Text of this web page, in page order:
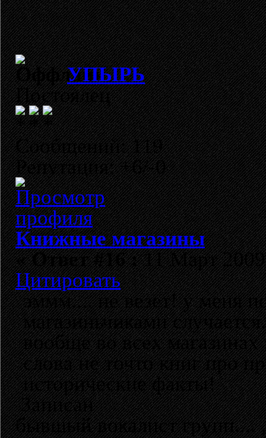
УПЫРЬ
Постоялец
Сообщений: 119
Репутация: +6/-0
Книжные магазины
«Ответ #16 :11 Март
Цитировать
эммм.... не везет! у меня
магазиньчиками
вообще во всех
слова не точто книг про
исторические факты!
Записан
бывшый вокалист